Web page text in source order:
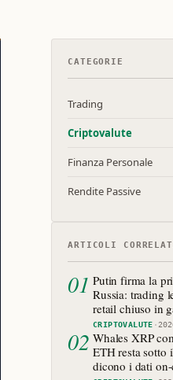
CATEGORIE
Trading
Criptovalute
Finanza Personale
Rendite Passive
ARTICOLI
01 Putin firma la
Russia: trading
retail chiuso in
CRIPTOVALUTE ·
02 Whales XRP
ETH resta sotto
dicono i dati